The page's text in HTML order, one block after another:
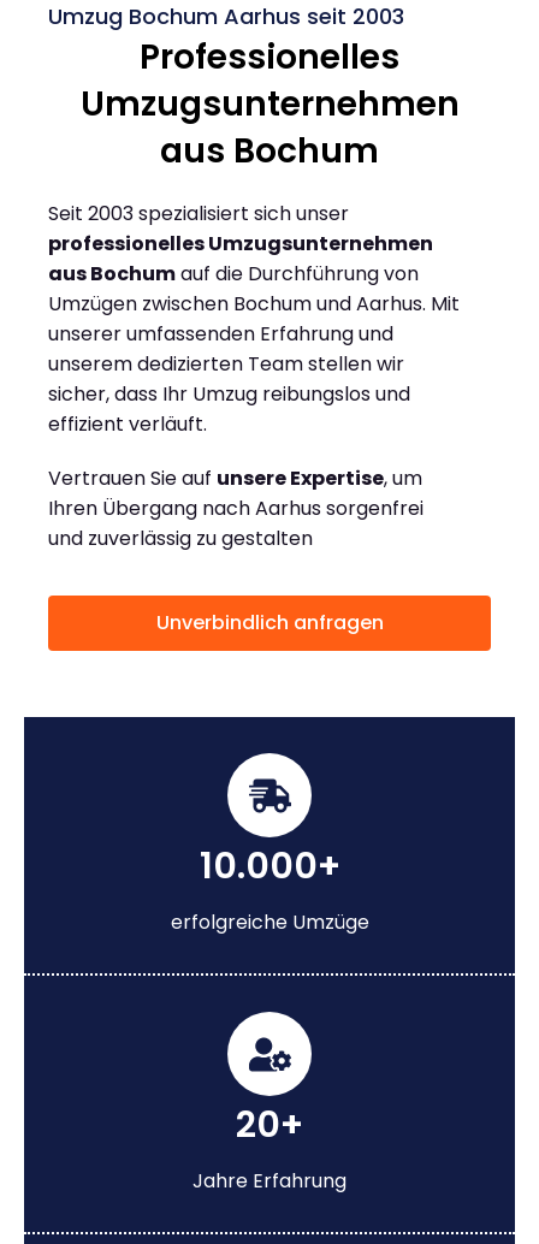
Umzug Bochum Aarhus seit 2003
Professionelles
Umzugsunternehmen
aus Bochum
Seit 2003 spezialisiert sich unser
professionelles Umzugsunternehmen
aus Bochumauf die Durchführung von
Umzügen zwischen Bochum und Aarhus. Mit
unserer umfassenden Erfahrung und
unserem dedizierten Team stellen wir
sicher, dass Ihr Umzug reibungslos und
effizient verläuft.
Vertrauen Sie auf unsere Expertise, um
Ihren Übergang nach Aarhus sorgenfrei
und zuverlässig zu gestalten
Unverbindlich anfragen
10.000+
erfolgreiche Umzüge
20+
Jahre Erfahrung